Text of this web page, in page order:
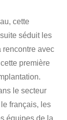
cette
séduit les
rencontre avec
première
le secteur
français, les
équipes de la